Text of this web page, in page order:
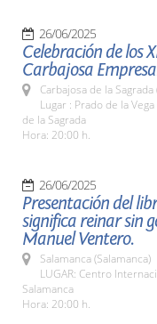
26/06/2025
Celebración de los
Carbajosa
Carbajosa de la Sagrada
Lugar : Prado de la
de la Sagrada
Hora: 20:00 h.
26/06/2025
Presentación del
significa reinar sin
Manuel Ventero.
Salamanca (Salamanca)
LUGAR: Centro
Salamanca
Hora: 20:00 h.